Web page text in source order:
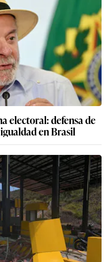
electoral: defensa de
en Brasil